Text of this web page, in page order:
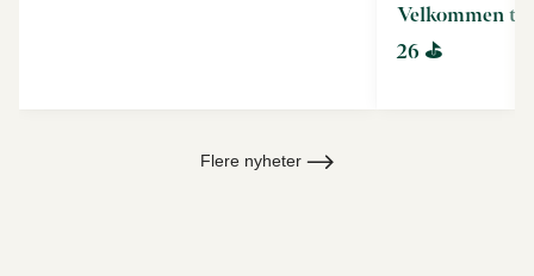
Velkommen til
26 ⛳
Flere nyheter